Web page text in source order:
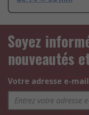
Soyez
nouveautés
Votre adresse e-mail